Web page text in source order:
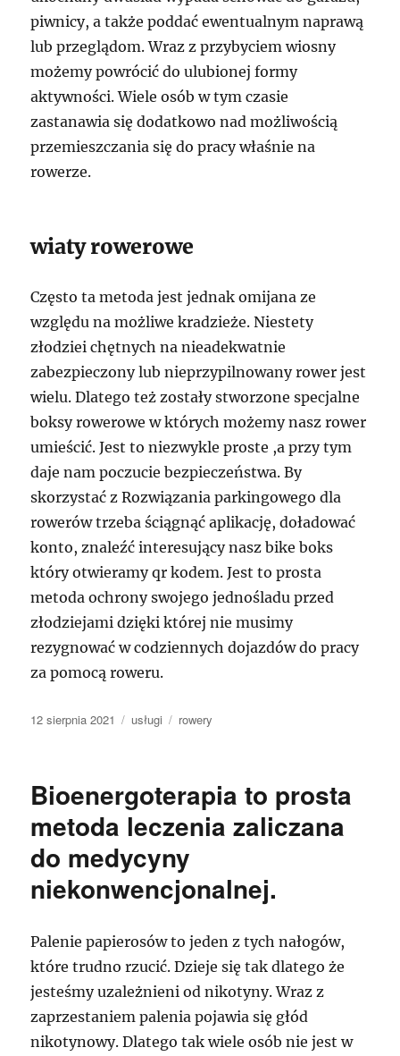
piwnicy, a także poddać ewentualnym naprawą
lub przeglądom. Wraz z przybyciem wiosny
możemy powrócić do ulubionej formy
aktywności. Wiele osób w tym czasie
zastanawia się dodatkowo nad możliwością
przemieszczania się do pracy właśnie na
rowerze.
wiaty rowerowe
Często ta metoda jest jednak omijana ze
względu na możliwe kradzieże. Niestety
złodziei chętnych na nieadekwatnie
zabezpieczony lub nieprzypilnowany rower jest
wielu. Dlatego też zostały stworzone specjalne
boksy rowerowe w których możemy nasz rower
umieścić. Jest to niezwykle proste ,a przy tym
daje nam poczucie bezpieczeństwa. By
skorzystać z Rozwiązania parkingowego dla
rowerów trzeba ściągnąć aplikację, doładować
konto, znaleźć interesujący nasz bike boks
który otwieramy qr kodem. Jest to prosta
metoda ochrony swojego jednośladu przed
złodziejami dzięki której nie musimy
rezygnować w codziennych dojazdów do pracy
za pomocą roweru.
Data
12 sierpnia 2021 Kategorie
usługi Tagi
rowery
Bioenergoterapia to prosta
metoda leczenia zaliczana
do medycyny
niekonwencjonalnej.
Palenie papierosów to jeden z tych nałogów,
które trudno rzucić. Dzieje się tak dlatego że
jesteśmy uzależnieni od nikotyny. Wraz z
zaprzestaniem palenia pojawia się głód
nikotynowy. Dlatego tak wiele osób nie jest w